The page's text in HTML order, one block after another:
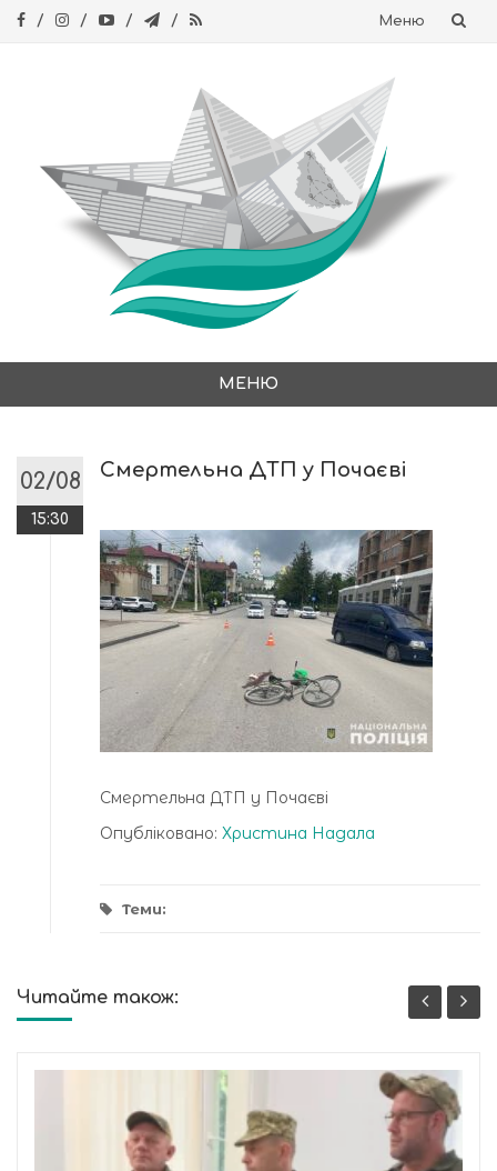
Меню
МЕНЮ
content
02/08
15:30
Смертельна ДТП у Почаєві
Смертельна ДТП у Почаєві
Опубліковано: Христина Надала
Теми:
Читайте також: